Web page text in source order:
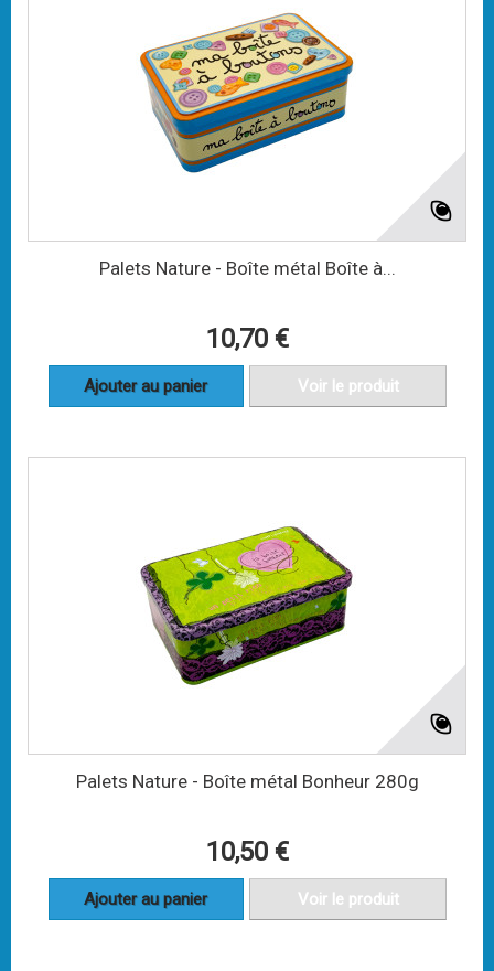
Palets Nature - Boîte métal Boîte à...
10,70 €
Ajouter au panier Voir le produit
Palets Nature - Boîte métal Bonheur 280g
10,50 €
Ajouter au panier Voir le produit